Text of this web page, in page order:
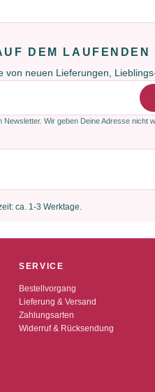
DEM LAUFENDEN
neuen Lieferungen,
Newsletter. Wir geben Deine Adresse nicht
ca. 1-3 Werktage.
SERVICE
Bestellvorgang
Lieferung & Versand
Zahlungsarten
Widerruf & Rücksendung